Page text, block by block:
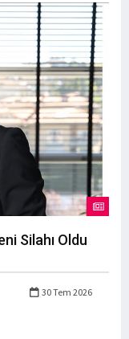
Silahı Oldu
30 Tem 2026